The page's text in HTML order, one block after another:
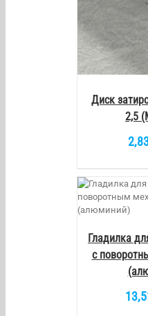
Диск
2,5
Гладилка
с